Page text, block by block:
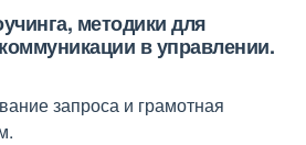
методики для
в управлении.
запроса и грамотная